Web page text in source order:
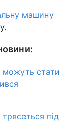
машину
можуть стати
під